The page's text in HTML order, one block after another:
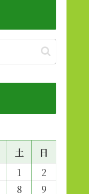
土
日
1
2
8
9